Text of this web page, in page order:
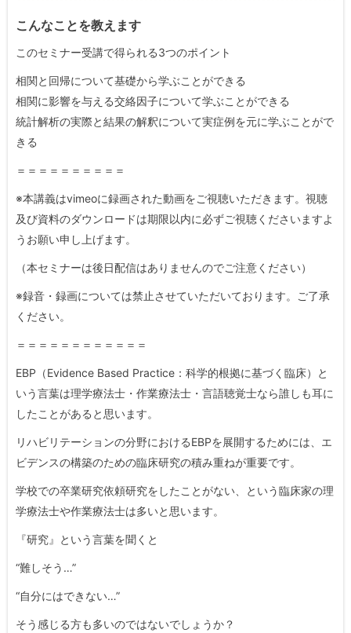
こんなことを教えます
このセミナー受講で得られる3つのポイント
相関と回帰について基礎から学ぶことができる
相関に影響を与える交絡因子について学ぶことができる
統計解析の実際と結果の解釈について実症例を元に学ぶことがで
きる
＝＝＝＝＝＝＝＝＝＝
※本講義はvimeoに録画された動画をご視聴いただきます。視聴
及び資料のダウンロードは期限以内に必ずご視聴くださいますよ
うお願い申し上げます。
（本セミナーは後日配信はありませんのでご注意ください）
※録音・録画については禁止させていただいております。ご了承
ください。
＝＝＝＝＝＝＝＝＝＝＝＝
EBP（Evidence Based Practice：科学的根拠に基づく臨床）と
いう言葉は理学療法士・作業療法士・言語聴覚士なら誰しも耳に
したことがあると思います。
リハビリテーションの分野におけるEBPを展開するためには、エ
ビデンスの構築のための臨床研究の積み重ねが重要です。
学校での卒業研究依頼研究をしたことがない、という臨床家の理
学療法士や作業療法士は多いと思います。
『研究』という言葉を聞くと
“難しそう…”
“自分にはできない…”
そう感じる方も多いのではないでしょうか？